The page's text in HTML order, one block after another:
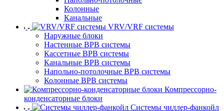
Колонные
Канальные
VRV/VRF системы
Наружные блоки
Настенные ВРВ системы
Кассетные ВРВ системы
Канальные ВРВ системы
Напольно-потолочные ВРВ системы
Колонные ВРВ системы
Компрессорно-
конденсаторные блоки
Системы чиллер-фанкойл